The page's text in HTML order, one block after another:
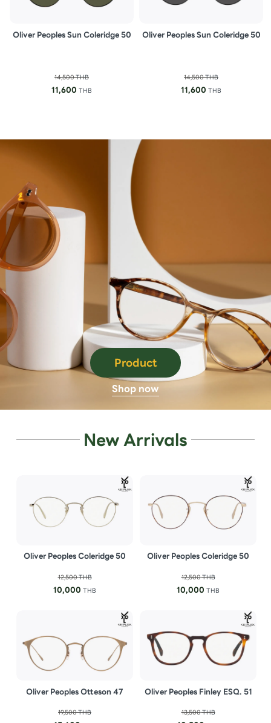
Oliver Peoples Sun Coleridge 50
14,500THB
11,600 THB
Oliver Peoples Sun Coleridge 50
14,500THB
11,600 THB
Product
Shop now
New Arrivals
Oliver Peoples Coleridge 50
12,500THB
10,000 THB
Oliver Peoples Coleridge 50
12,500THB
10,000 THB
Oliver Peoples Otteson 47
19,500THB
Oliver Peoples Finley ESQ. 51
13,500THB